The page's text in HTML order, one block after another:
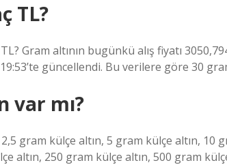
TL?
Gram altının bugünkü alış fiyatı
güncellendi. Bu verilere göre 30
var mı?
gram külçe altın, 5 gram külçe altın, 10
altın, 250 gram külçe altın, 500 gram